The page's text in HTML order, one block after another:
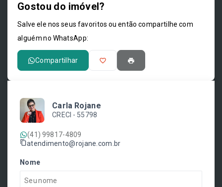
Gostou do imóvel?
Salve ele nos seus favoritos ou então compartilhe com
alguém no WhatsApp:
Compartilhar
Carla Rojane
CRECI - 55798
(41) 99817-4809
atendimento@rojane.com.br
Nome